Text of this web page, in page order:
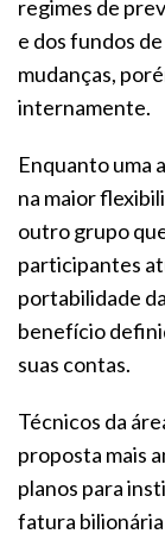
regimes de
e dos fundos
mudanças,
internamente.
Enquanto uma
na maior
outro grupo
participantes
portabilidade
benefício
suas contas.
Técnicos da
proposta mais
planos para
fatura